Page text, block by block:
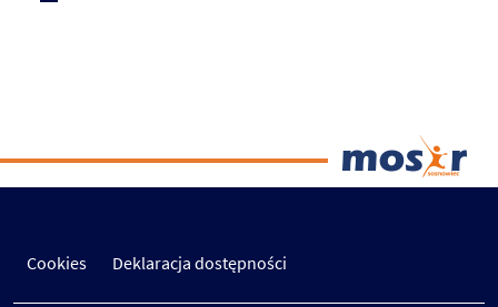
Cookies Deklaracja dostępności